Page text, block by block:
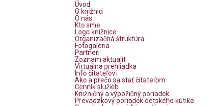
Úvod
O knižnici
O nás
Kto sme
Logo knižnice
Organizačná štruktúra
Fotogaléria
Partneri
Zoznam aktualít
Virtuálna prehliadka
Info čitateľovi
Ako a prečo sa stať čitateľom
Cenník služieb
Knižničný a výpožičný poriadok
Prevádzkový poriadok detského kútika